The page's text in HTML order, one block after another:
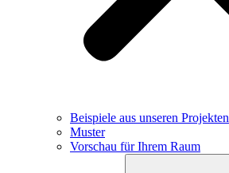
Beispiele aus unseren Projekten
Muster
Vorschau für Ihrem Raum